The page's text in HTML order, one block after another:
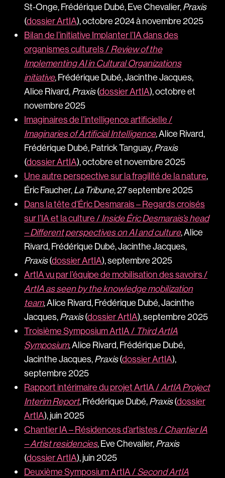
St-Onge, Frédérique Dubé, Eve Chevalier,Praxis
(dossier ArtIA), octobre 2024 à novembre 2025
Bilan de l’initiative Implanter l’IA dans des
organismes culturels /Review of the
Implementing AI in Cultural Organizations
initiative, Frédérique Dubé, Jacinthe Jacques,
Alice Rivard,Praxis(dossier ArtIA), octobre et
novembre 2025
Imaginaires de l’intelligence artificielle /
Imaginaries of Artificial Intelligence, Alice Rivard,
Frédérique Dubé, Patrick Tanguay,Praxis
(dossier ArtIA), octobre et novembre 2025
Une autre perspective sur la fragilité de la nature,
Éric Faucher,La Tribune, 27 septembre 2025
Dans la tête d’Éric Desmarais – Regards croisés
sur l’IA et la culture /Inside Éric Desmarais’s head
– Different perspectives on AI and culture, Alice
Rivard, Frédérique Dubé, Jacinthe Jacques,
Praxis(dossier ArtIA), septembre 2025
ArtIA vu par l’équipe de mobilisation des savoirs /
ArtIA as seen by the knowledge mobilization
team, Alice Rivard, Frédérique Dubé, Jacinthe
Jacques,Praxis(dossier ArtIA), septembre 2025
Troisième Symposium ArtIA / Third ArtIA
Symposium, Alice Rivard, Frédérique Dubé,
Jacinthe Jacques,Praxis(dossier ArtIA),
septembre 2025
Rapport intérimaire du projet ArtIA /ArtIA Project
Interim Report, Frédérique Dubé,Praxis(dossier
ArtIA), juin 2025
Chantier IA – Résidences d’artistes / Chantier IA
– Artist residencies, Eve Chevalier,Praxis
(dossier ArtIA), juin 2025
Deuxième Symposium ArtIA /Second ArtIA